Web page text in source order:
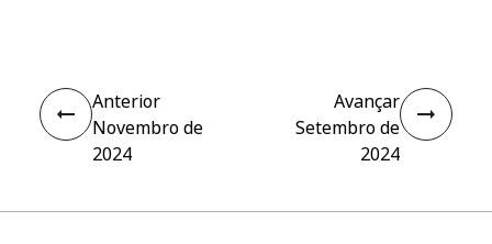
Anterior
Novembro de
2024
Avançar
Setembro de
2024